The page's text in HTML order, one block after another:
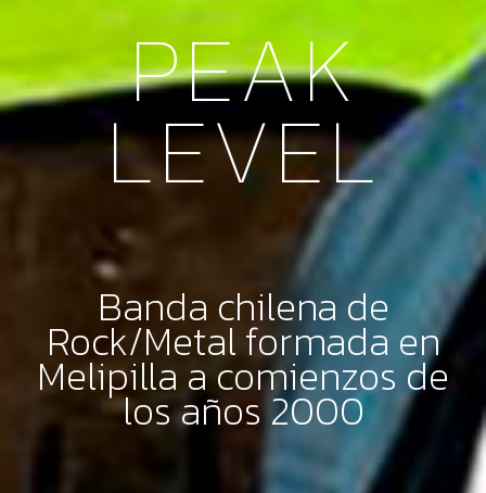
PEAK
LEVEL
Banda chilena de
Rock/Metal formada en
Melipilla a comienzos de
los años 2000